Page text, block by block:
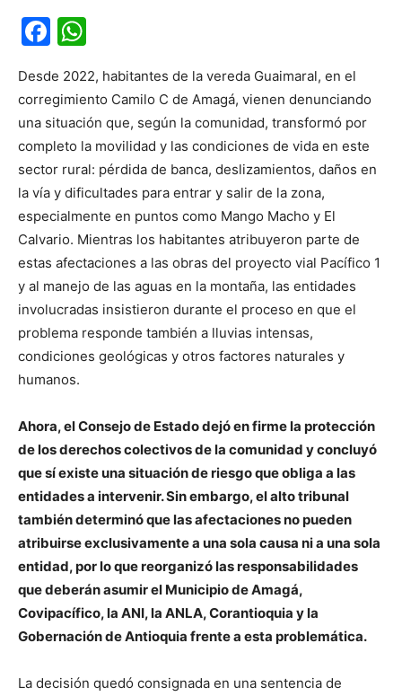
Facebook
Desde 2022, habitantes de la vereda Guaimaral, en el
corregimiento Camilo C de Amagá, vienen denunciando
una situación que, según la comunidad, transformó por
completo la movilidad y las condiciones de vida en este
sector rural: pérdida de banca, deslizamientos, daños en
la vía y dificultades para entrar y salir de la zona,
especialmente en puntos como Mango Macho y El
Calvario. Mientras los habitantes atribuyeron parte de
estas afectaciones a las obras del proyecto vial Pacífico 1
y al manejo de las aguas en la montaña, las entidades
involucradas insistieron durante el proceso en que el
problema responde también a lluvias intensas,
condiciones geológicas y otros factores naturales y
humanos.
Ahora, el Consejo de Estado dejó en firme la protección
de los derechos colectivos de la comunidad y concluyó
que sí existe una situación de riesgo que obliga a las
entidades a intervenir. Sin embargo, el alto tribunal
también determinó que las afectaciones no pueden
atribuirse exclusivamente a una sola causa ni a una sola
entidad, por lo que reorganizó las responsabilidades
que deberán asumir el Municipio de Amagá,
Covipacífico, la ANI, la ANLA, Corantioquia y la
Gobernación de Antioquia frente a esta problemática.
La decisión quedó consignada en una sentencia de